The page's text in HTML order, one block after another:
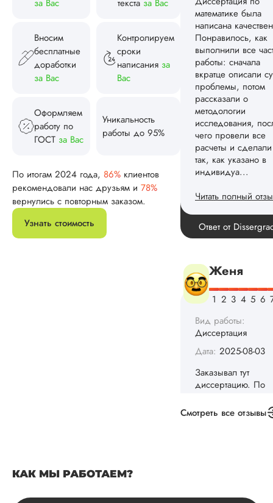
за Вас
текста за Вас
Вносим
бесплатные
доработки
за Вас
Контролируем
сроки
написания за
Вас
Оформляем
работу по
ГОСТ за Вас
Уникальность
работы до 95%
По итогам 2024 года, 86% клиентов
рекомендовали нас друзьям и 78%
вернулись с повторным заказом.
Узнать стоимость
проблемы, потом
рассказали о
методологии
исследования,
чего провели все
расчеты и
так, как указано в
индивидуа...
Читать полный
Спасибо!
ваши слова
Ответ от
Женя
Вид работы:
Дата:2025-08-03
Заказывал тут
диссертацию. По
срокам и
конечно, для меня
внушительно, но
выхода не
самостоятельно.
Понравилось то,
держал меня в
Смотреть все отзывы
КАК МЫ РАБОТАЕМ?